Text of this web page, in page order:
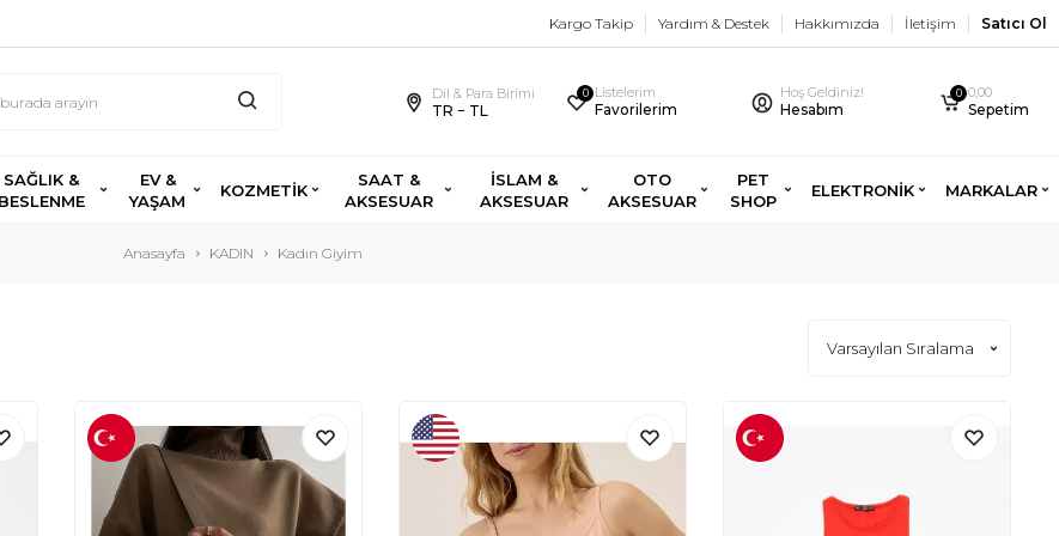
Kargo Takip Yardım & Destek Hakkımızda İletişim Satıcı Ol
Dil & Para Birimi
TR − TL
0 Listelerim
Favorilerim
Hoş Geldiniz!
Hesabım
0 0,00
Sepetim
SAĞLIK &
BESLENME
EV &
YAŞAM
KOZMETİK
SAAT &
AKSESUAR
İSLAM &
AKSESUAR
OTO
AKSESUAR
PET
SHOP
ELEKTRONİK MARKALAR
Anasayfa KADIN Kadın Giyim